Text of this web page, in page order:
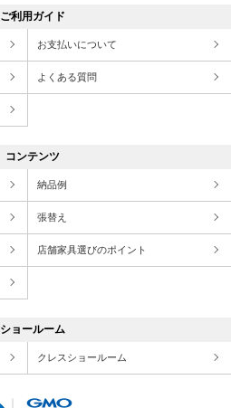
ご利用ガイド
お支払いについて
よくある質問
コンテンツ
納品例
張替え
店舗家具選びのポイント
ショールーム
クレスショールーム